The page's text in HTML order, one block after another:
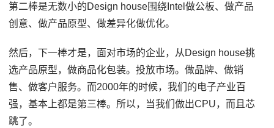
第二棒是无数小的Design house围绕Intel做公板、做产品
创意、做产品原型、做差异化做优化。
然后，下一棒才是，面对市场的企业，从Design house挑
选产品原型，做商品化包装。投放市场。做品牌、做销
售、做客户服务。而2000年的时候，我们的电子产业百
强，基本上都是第三棒。所以，当我们做出CPU，而且芯
跳了。